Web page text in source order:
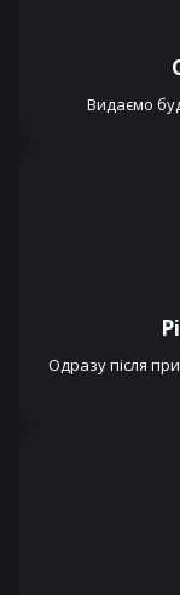
Видаємо
Одразу після